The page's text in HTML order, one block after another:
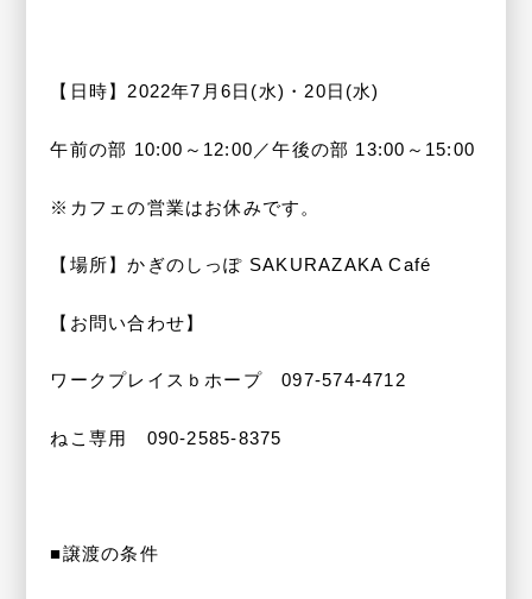
【日時】2022年7月6日(水)・20日(水)
午前の部 10:00～12:00／午後の部 13:00～15:00
※カフェの営業はお休みです。
【場所】かぎのしっぽ SAKURAZAKA Café
【お問い合わせ】
ワークプレイスｂホープ 097-574-4712
ねこ専用 090-2585-8375
■譲渡の条件